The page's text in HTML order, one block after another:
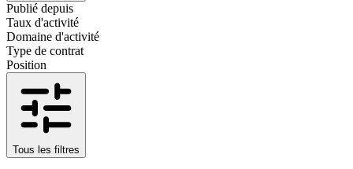
Publié depuis
Taux d'activité
Domaine d'activité
Type de contrat
Position
Tous les filtres